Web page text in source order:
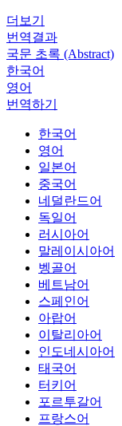
더보기
번역결과
국문 초록 (Abstract)
한국어
영어
번역하기
한국어
영어
일본어
중국어
네덜란드어
독일어
러시아어
말레이시아어
벵골어
베트남어
스페인어
아랍어
이탈리아어
인도네시아어
태국어
터키어
포르투갈어
프랑스어